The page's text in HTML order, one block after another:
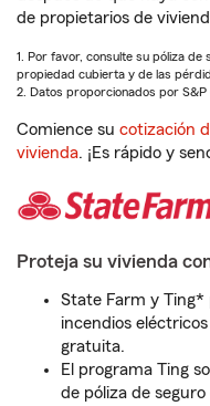
de propietarios de
1. Por favor, consulte su póliza
propiedad cubierta y de las
2. Datos proporcionados por S&P
Comience su cotización
vivienda. ¡Es rápido y
Proteja su vivienda
State Farm y Ting*
incendios
gratuita.
El programa Ting
de póliza de